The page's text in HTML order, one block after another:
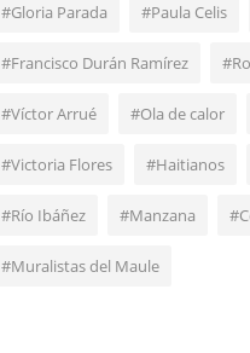
#Gloria Parada #Paula Celis
#Francisco Durán Ramírez
#Víctor Arrué #Ola de calor
#Victoria Flores #Haitianos
#Río Ibáñez #Manzana
#Muralistas del Maule